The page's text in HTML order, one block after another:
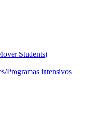
Students)
Programas intensivos